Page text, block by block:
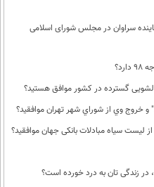
سراوان در مجلس شورای اسلامی
گسترده در کشور موافق هستید؟
خروج وي از شوراي شهر تهران موافقيد؟